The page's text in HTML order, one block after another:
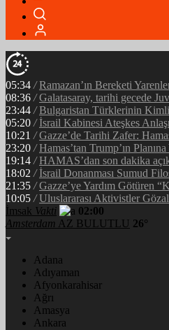
05:34 / Ramazan’ın Bereketi
08:36 / Galatasaray, tarihi gecede
23:44 / Bulgaristan Türklerinin
05:20 / İsrail Kabinesi Ateşkes
10:21 / Gazze’de Tarihi Zafer:
23:20 / Hamas’tan Trump’ın
19:14 / HAMAS’dan son dakika
18:02 / İsrail Donanması Sumud
21:35 / Gazze’ye Yardım Götüren
10:05 / Uluslararası Aktivistler
İmsak Vakti
02:00
Amsterdam AZ BULUTLU 26°
Adana
Adıyaman
Afyonkarahisar
Ağrı
Amasya
Ankara